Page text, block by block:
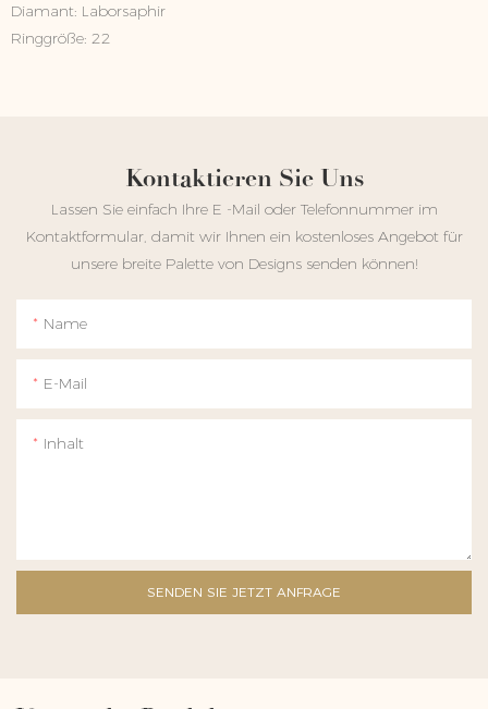
Diamant: Laborsaphir
Ringgröße: 22
Kontaktieren Sie Uns
Lassen Sie einfach Ihre E -Mail oder Telefonnummer im
Kontaktformular, damit wir Ihnen ein kostenloses Angebot für
unsere breite Palette von Designs senden können!
Name
E-Mail
Inhalt
SENDEN SIE JETZT ANFRAGE